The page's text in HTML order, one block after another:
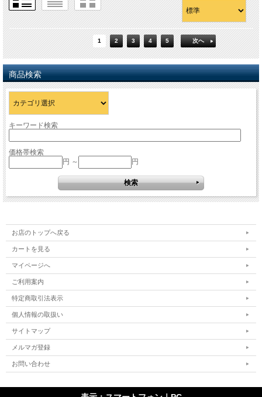
1 2 3 4 5 次へ
商品検索
キーワード検索
価格帯検索
円 ～
円
お店のトップへ戻る
カートを見る
マイページへ
ご利用案内
特定商取引法表示
個人情報の取扱い
サイトマップ
メルマガ登録
お問い合わせ